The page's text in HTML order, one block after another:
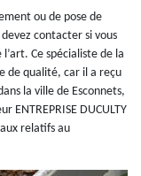
ou de pose de
contacter si vous
Ce spécialiste de la
de qualité, car il a reçu
la ville de Esconnets,
ENTREPRISE DUCULTY
relatifs au